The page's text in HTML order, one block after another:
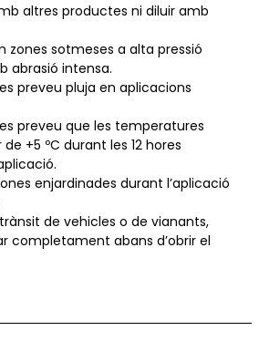
altres productes ni diluir amb
zones sotmeses a alta pressió
abrasió intensa.
preveu pluja en aplicacions
preveu que les temperatures
+5 ºC durant les 12 hores
enjardinades durant l’aplicació
de vehicles o de vianants,
completament abans d’obrir el